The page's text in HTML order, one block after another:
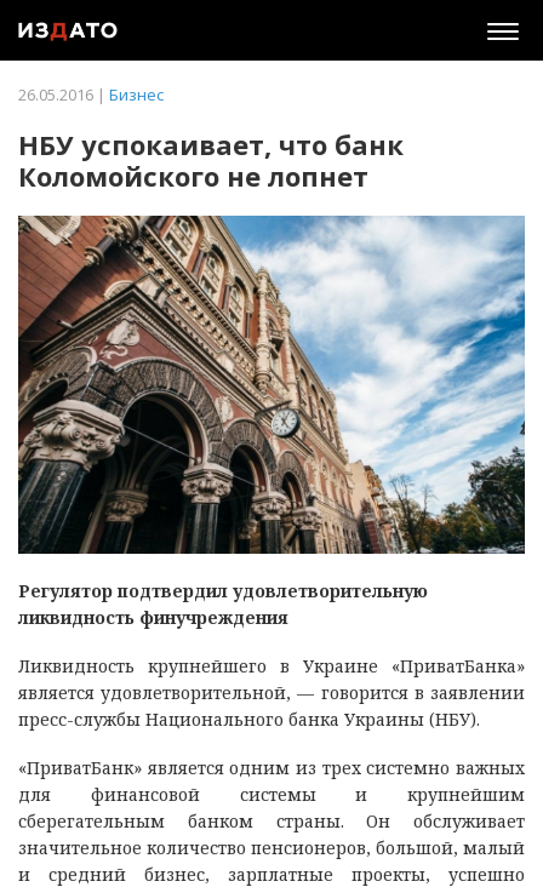
26.05.2016 | Бизнес
НБУ успокаивает, что банк
Коломойского не лопнет
Регулятор подтвердил удовлетворительную
ликвидность финучреждения
Ликвидность крупнейшего в Украине «ПриватБанка»
является удовлетворительной, — говорится в заявлении
пресс-службы Национального банка Украины (НБУ).
«ПриватБанк» является одним из трех системно важных
для финансовой системы и крупнейшим
сберегательным банком страны. Он обслуживает
значительное количество пенсионеров, большой, малый
и средний бизнес, зарплатные проекты, успешно